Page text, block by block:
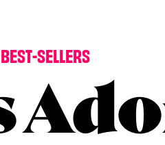
SELLERS